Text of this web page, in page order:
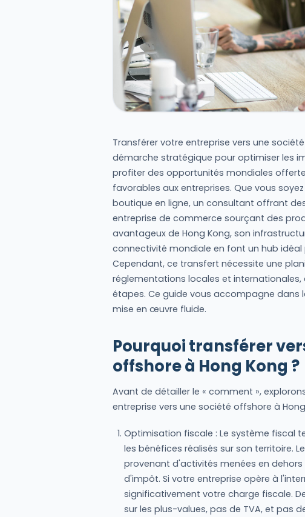
Transférer votre entreprise vers une
démarche stratégique pour optimiser les
profiter des opportunités mondiales
favorables aux entreprises. Que vous
boutique en ligne, un consultant offrant
entreprise de commerce sourçant des
avantageux de Hong Kong, son
connectivité mondiale en font un hub
Cependant, ce transfert nécessite une
réglementations locales et
étapes. Ce guide vous accompagne dans
mise en œuvre fluide.
Pourquoi transférer
offshore à Hong Kong ?
Avant de détailler le « comment »,
entreprise vers une société offshore à
Optimisation fiscale : Le système fiscal
les bénéfices réalisés sur son territoire.
provenant d'activités menées en
d'impôt. Si votre entreprise opère à
significativement votre charge fiscale.
sur les plus-values, pas de TVA, et pas